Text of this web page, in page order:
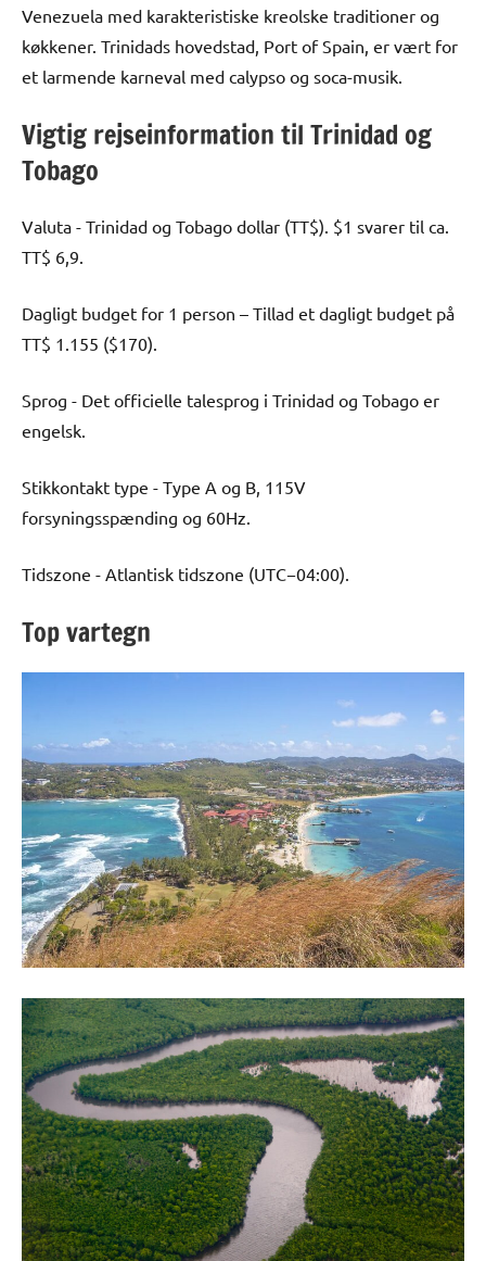
Venezuela med karakteristiske kreolske traditioner og
køkkener. Trinidads hovedstad, Port of Spain, er vært for
et larmende karneval med calypso og soca-musik.
Vigtig rejseinformation til Trinidad og
Tobago
Valuta - Trinidad og Tobago dollar (TT$). $1 svarer til ca.
TT$ 6,9.
Dagligt budget for 1 person – Tillad et dagligt budget på
TT$ 1.155 ($170).
Sprog - Det officielle talesprog i Trinidad og Tobago er
engelsk.
Stikkontakt type - Type A og B, 115V
forsyningsspænding og 60Hz.
Tidszone - Atlantisk tidszone (UTC−04:00).
Top vartegn